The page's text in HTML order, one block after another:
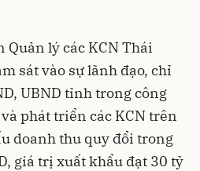
lý các KCN Thái
sát vào sự lãnh đạo, chỉ
UBND tỉnh trong công
phát triển các KCN trên
doanh thu quy đổi trong
giá trị xuất khẩu đạt 30 tỷ